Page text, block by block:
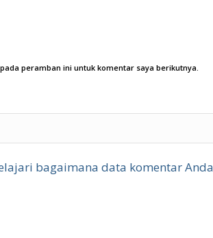
peramban ini untuk komentar saya berikutnya.
bagaimana data komentar Anda